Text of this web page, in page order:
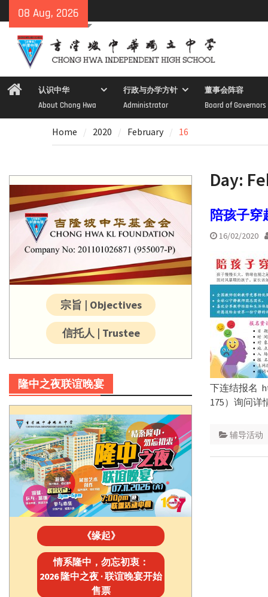
to
content
08 Aug, 2026
Home认识中华
About Chong Hwa
行政与办学方针
Administrator
董事会阵容
Board of Governors
Home 2020 February 16
Day:
陪孩子穿
16/02/2020
下连结报名
175）询问详
辅导活动
宗旨 | Objectives
信托人 | Trustee
隆中之夜联谊晚宴
《缘起》
情系隆中，勿忘初衷：
2026 隆中之夜 · 联谊晚宴开始
售票